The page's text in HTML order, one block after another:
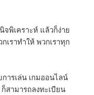
จพิเคราะห์ แล้วก็ง่าย
เราทำให้ พวกเราทุก
ารเล่น เกมออนไลน์
สามารถลงทะเบียน